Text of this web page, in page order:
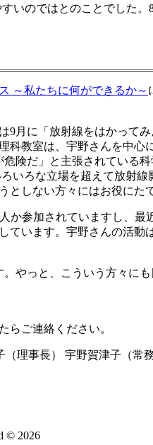
いのではとのことでした。
～私たちに何ができるか～
9月に「放射線をはかって
科教室は、宇野さんを中心
険だ」と主張されている
いろな立場を超えて放射線
しない方々にはお役にた
か参加されていますし、最
ています。宇野さんの活動
やっと、こういう方々に
らご連絡ください。
理事長） 宇野賀津子（常
© 2026